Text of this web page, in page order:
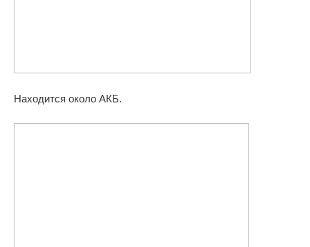
Находится около АКБ.